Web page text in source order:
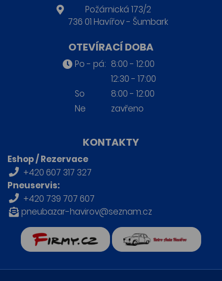
Požárnická 173/2
736 01 Havířov - Šumbark
OTEVÍRACÍ DOBA
Po - pá: 8:00 - 12:00
12:30 - 17:00
So
8:00 - 12:00
Ne
zavřeno
KONTAKTY
Eshop / Rezervace
+420 607 317 327
Pneuservis:
+420 739 707 607
pneubazar-havirov@seznam.cz
Retro auta Havířov